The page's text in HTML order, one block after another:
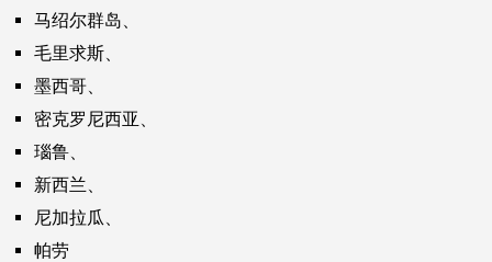
马绍尔群岛、
毛里求斯、
墨西哥、
密克罗尼西亚、
瑙鲁、
新西兰、
尼加拉瓜、
帕劳